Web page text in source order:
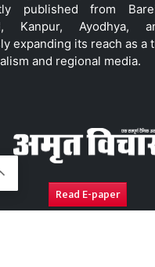
published from
Kanpur, Ayodhya,
expanding its reach as a
and regional media.
Read E-paper